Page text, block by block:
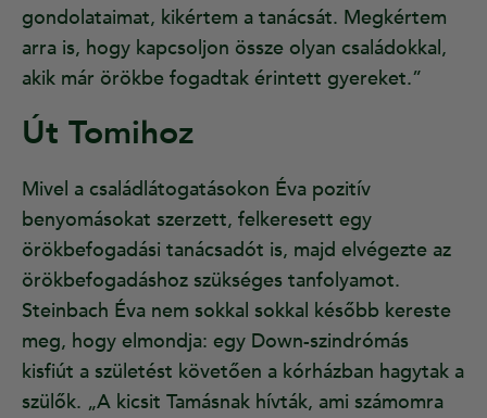
gondolataimat, kikértem a tanácsát. Megkértem
arra is, hogy kapcsoljon össze olyan családokkal,
akik már örökbe fogadtak érintett gyereket.”
Út Tomihoz
Mivel a családlátogatásokon Éva pozitív
benyomásokat szerzett, felkeresett egy
örökbefogadási tanácsadót is, majd elvégezte az
örökbefogadáshoz szükséges tanfolyamot.
Steinbach Éva nem sokkal sokkal később kereste
meg, hogy elmondja: egy Down-szindrómás
kisfiút a születést követően a kórházban hagytak a
szülők. „A kicsit Tamásnak hívták, ami számomra